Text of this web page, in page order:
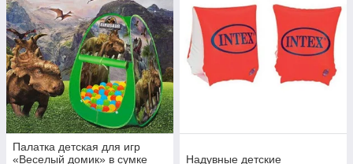
Палатка детская для игр
«Веселый домик» в сумке
Надувные детские